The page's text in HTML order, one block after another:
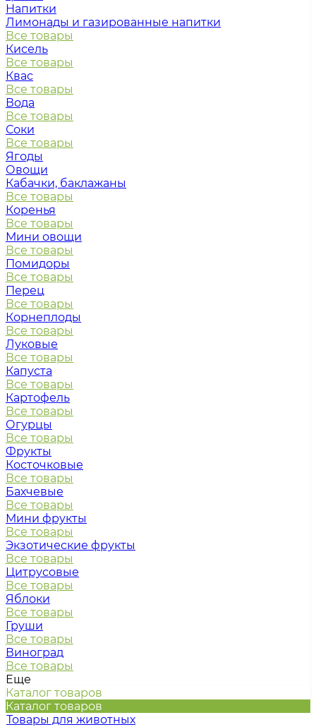
Напитки
Лимонады и газированные напитки
Все товары
Кисель
Все товары
Квас
Все товары
Вода
Все товары
Соки
Все товары
Ягоды
Овощи
Кабачки, баклажаны
Все товары
Коренья
Все товары
Мини овощи
Все товары
Помидоры
Все товары
Перец
Все товары
Корнеплоды
Все товары
Луковые
Все товары
Капуста
Все товары
Картофель
Все товары
Огурцы
Все товары
Фрукты
Косточковые
Все товары
Бахчевые
Все товары
Мини фрукты
Все товары
Экзотические фрукты
Все товары
Цитрусовые
Все товары
Яблоки
Все товары
Груши
Все товары
Виноград
Все товары
Еще
Каталог товаров
Каталог товаров
Товары для животных